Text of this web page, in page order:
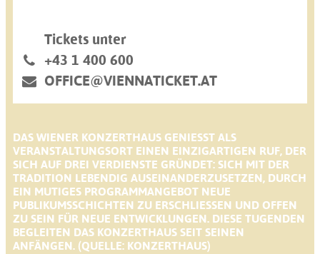
Tickets unter
+43 1 400 600
OFFICE@VIENNATICKET.AT
DAS WIENER KONZERTHAUS GENIESST ALS V
ERANSTALTUNGSORT EINEN EINZIGARTIGEN RUF, DER S
ICH AUF DREI VERDIENSTE GRÜNDET: SICH MIT DER T
RADITION LEBENDIG AUSEINANDERZUSETZEN, DURCH E
IN MUTIGES PROGRAMMANGEBOT NEUE P
UBLIKUMSSCHICHTEN ZU ERSCHLIESSEN UND OFFEN ZU
SEIN FÜR NEUE ENTWICKLUNGEN. DIESE TUGENDEN BE
GLEITEN DAS KONZERTHAUS SEIT SEINEN AN
FÄNGEN. (QUELLE: KONZERTHAUS)